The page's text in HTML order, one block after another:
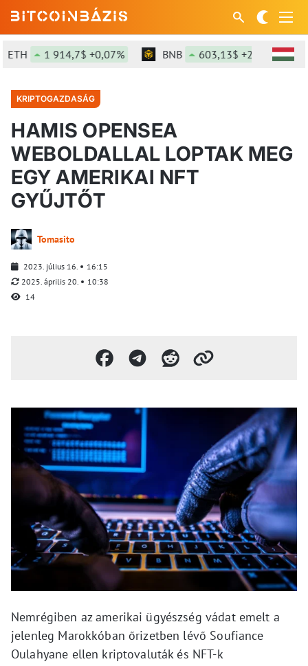
1 914,7$ +0,07% BNB 603,13$ +2,11%
KRIPTOGAZDASÁG
HAMIS OPENSEA
WEBOLDALLAL LOPTAK MEG
EGY AMERIKAI NFT
GYŰJTŐT
Tomasito
2023. július 16.
16:15
2025. április 20.
10:38
14
Nemrégiben az amerikai ügyészség vádat emelt a
jelenleg Marokkóban őrizetben lévő Soufiance
Oulahyane ellen kriptovaluták és NFT-k